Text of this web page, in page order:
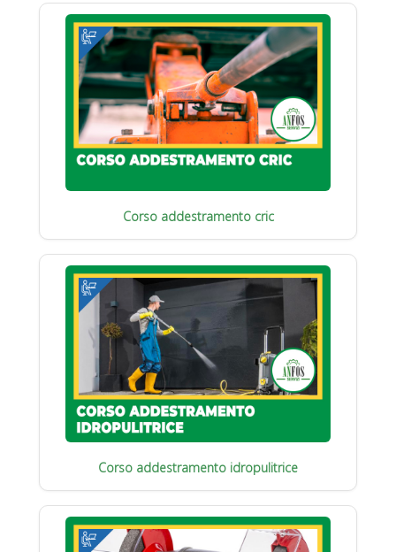
Corso addestramento cric
Corso addestramento idropulitrice